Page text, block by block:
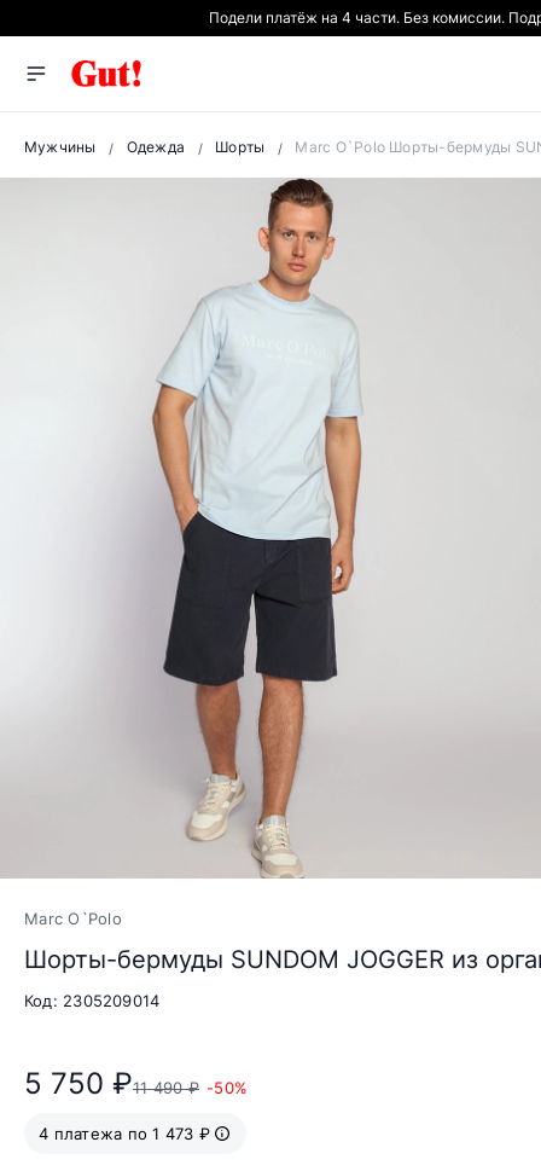
Подели платёж на 4 части. Без комиссии.
Мужчины Одежда Шорты Marc O`Polo Шорты-бермуды
Marc O`Polo
Шорты-бермуды SUNDOM JOGGER из
Код: 2305209014
5 750 ₽11 490 ₽ -50%
4 платежа по 1 473 ₽